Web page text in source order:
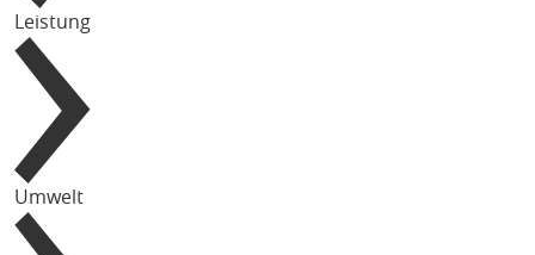
Leistung
Umwelt